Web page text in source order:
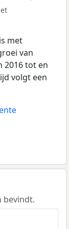
met
van
2016 tot en
volgt een
bevindt.